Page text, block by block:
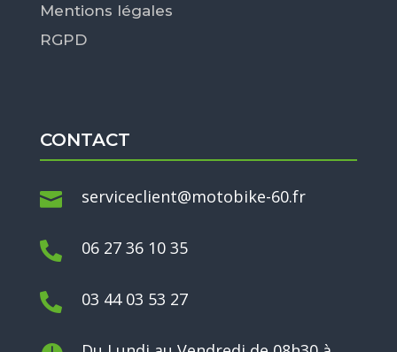
Mentions légales
RGPD
CONTACT
 serviceclient@motobike-60.fr
 06 27 36 10 35
 03 44 03 53 27